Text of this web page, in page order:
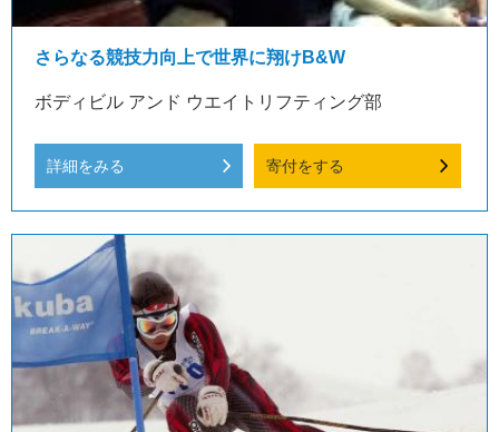
さらなる競技力向上で世界に翔けB&W
ボディビル アンド ウエイトリフティング部
詳細をみる 寄付をする